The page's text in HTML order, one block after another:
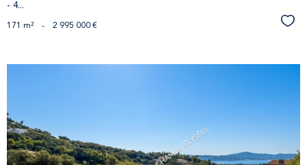
- 4...
171 m² - 2 995 000 €
voir le